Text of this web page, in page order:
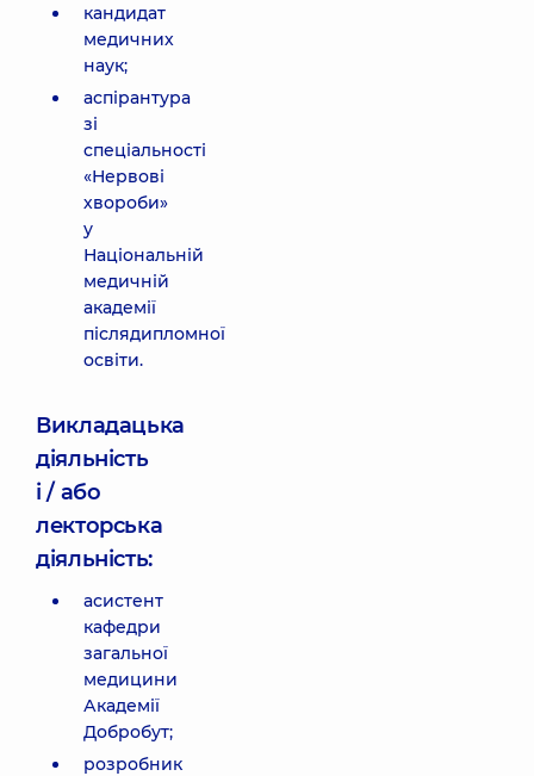
кандидат
медичних
наук;
аспірантура
зі
спеціальності
«Нервові
хвороби»
у
Національній
медичній
академії
післядипломної
освіти.
Викладацька
діяльність
і / або
лекторська
діяльність:
асистент
кафедри
загальної
медицини
Академії
Добробут;
розробник